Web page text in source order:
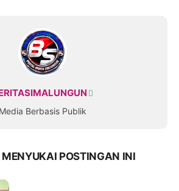
Media Berbasis Publik
POSTINGAN INI